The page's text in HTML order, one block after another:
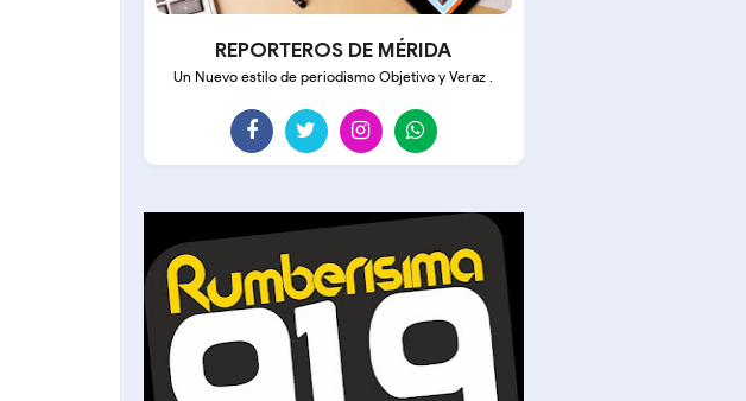
REPORTEROS DE MÉRIDA
Un Nuevo estilo de periodismo Objetivo y Veraz .